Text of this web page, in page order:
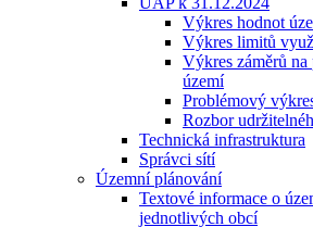
Výkres hodnot
Výkres limitů
Výkres záměrů
území
Problémový
Rozbor
Technická infrastruktura
Správci sítí
Územní plánování
Textové informace o
jednotlivých obcí